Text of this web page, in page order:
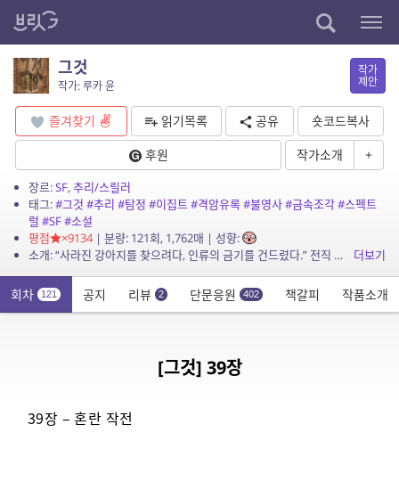
그것
작가: 루카 윤
작가
제안
즐겨찾기 읽기목록 공유
숏코드복사
후원
작가소개 +
장르:SF,추리/스릴러
태그:#그것 #추리 #탐정 #이집트#격암유록#불영사#금속조각#스펙트
럴 #SF#소설
평점
×9134| 분량: 121회, 1,762매 | 성향:
소개: “사라진 강아지를 찾으려다, 인류의 금기를 건드렸다.” 전직 형사 하진우는 실종된 웰시코기 ‘콩비’를 수색하던 중, 낙산공원에서 기이한 탄흔과 함께 정체불명의...
더보기
회차 121 공지 리뷰 2 단문응원 402 책갈피 작품소개
[그것] 39장
39장 – 혼란 작전